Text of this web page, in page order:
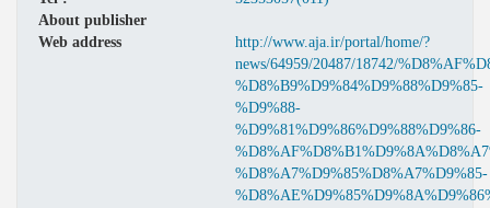
About publisher
Web address
http://www.aja.ir/portal/home/?
news/64959/20487/18742/
%D8%B9%D9%84%D9%88%D9%85-
%D9%88-
%D9%81%D9%86%D9%88%D9%86-
%D8%A7%D9%85%D8%A7%D9%85-